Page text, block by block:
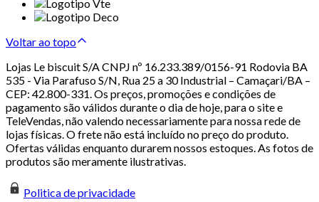
Voltar ao topo
Lojas Le biscuit S/A CNPJ nº 16.233.389/0156-91 Rodovia BA
535 - Via Parafuso S/N, Rua 25 a 30 Industrial – Camaçari/BA –
CEP: 42.800-331. Os preços, promoções e condições de
pagamento são válidos durante o dia de hoje, para o site e
TeleVendas, não valendo necessariamente para nossa rede de
lojas físicas. O frete não está incluído no preço do produto.
Ofertas válidas enquanto durarem nossos estoques. As fotos de
produtos são meramente ilustrativas.
Politica de privacidade